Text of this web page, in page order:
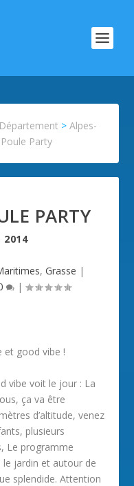
Département >Alpes-
Party
PARTY
2014
, Grasse |
|
et good vibe !
vibe voit le jour : La
ça va être
d’altitude, venez
plusieurs
Le programme
jardin et autour de
splendide. Attention